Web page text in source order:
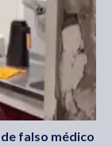
falso médico